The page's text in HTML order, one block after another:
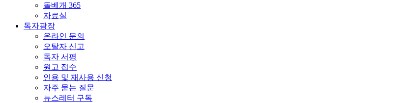
돌베개 365
자료실
독자광장
온라인 문의
오탈자 신고
독자 서평
원고 접수
인용 및 재사용 신청
자주 묻는 질문
뉴스레터 구독